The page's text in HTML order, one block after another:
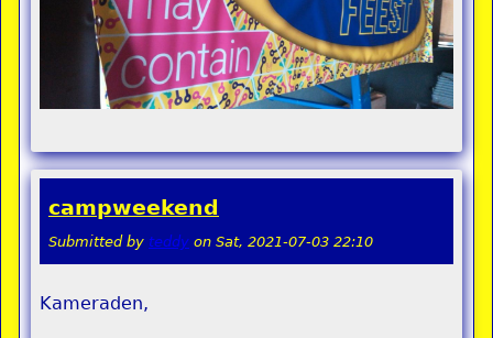
campweekend
Submitted by teddy on Sat, 2021-07-03 22:10
Kameraden,